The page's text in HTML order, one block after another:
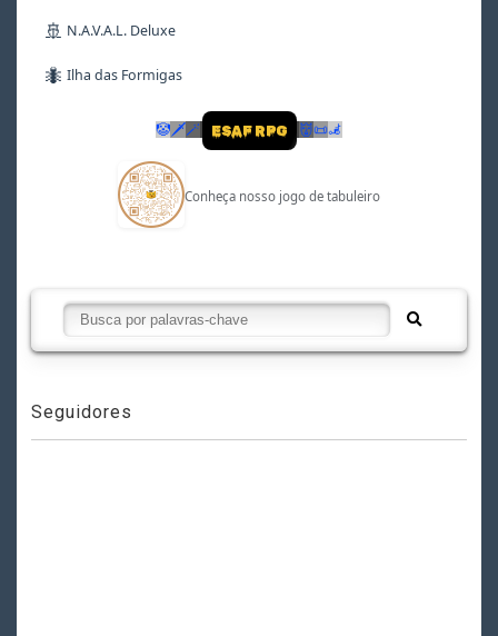
🚢 N.A.V.A.L. Deluxe
🐜 Ilha das Formigas
🤡 🗡🪄 ESAF RPG 👹📜🦼
Conheça nosso jogo de tabuleiro
Seguidores